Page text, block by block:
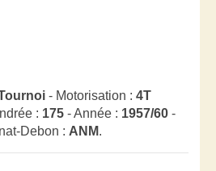
- Motorisation : 4T
: 175 - Année : 1957/60 -
Debon : ANM.